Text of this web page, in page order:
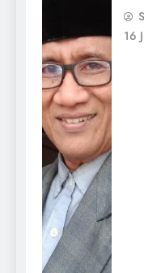
16